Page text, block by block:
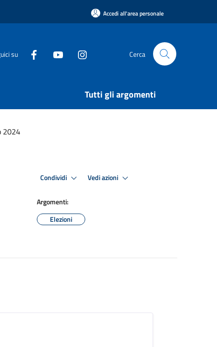
Accedi all'area personale
su Cerca
Tutti gli argomenti
2024
Condividi Vedi azioni
Argomenti:
Elezioni